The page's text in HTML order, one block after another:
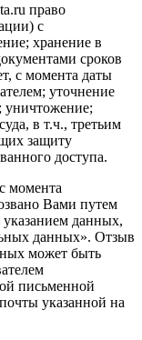
право
с
хранение в
сроков
с момента даты
уточнение
уничтожение;
в т.ч., третьим
защиту
доступа.
момента
Вами путем
указанием данных,
данных». Отзыв
может быть
письменной
указанной на